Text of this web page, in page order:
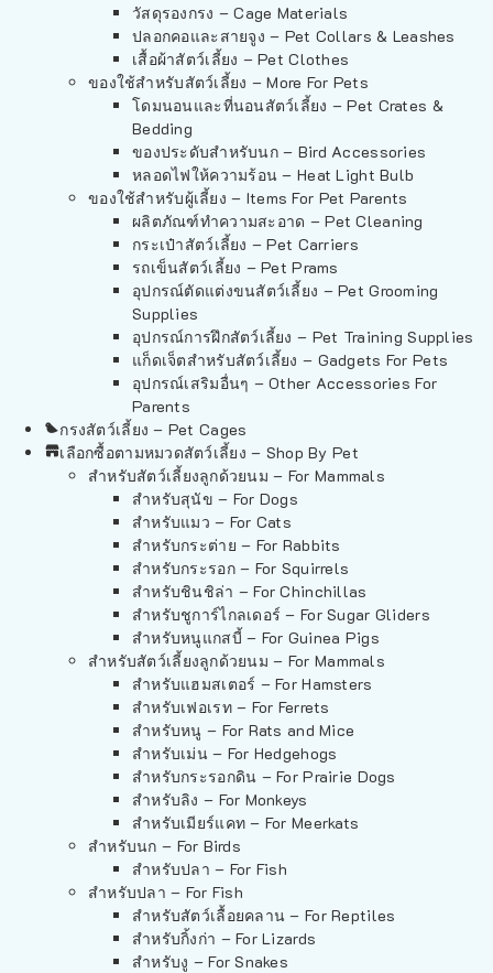
วัสดุรองกรง – Cage Materials
ปลอกคอและสายจูง – Pet Collars & Leashes
เสื้อผ้าสัตว์เลี้ยง – Pet Clothes
ของใช้สำหรับสัตว์เลี้ยง – More For Pets
โดมนอนและที่นอนสัตว์เลี้ยง – Pet Crates &
Bedding
ของประดับสำหรับนก – Bird Accessories
หลอดไฟให้ความร้อน – Heat Light Bulb
ของใช้สำหรับผู้เลี้ยง – Items For Pet Parents
ผลิตภัณฑ์ทำความสะอาด – Pet Cleaning
กระเป๋าสัตว์เลี้ยง – Pet Carriers
รถเข็นสัตว์เลี้ยง – Pet Prams
อุปกรณ์ตัดแต่งขนสัตว์เลี้ยง – Pet Grooming
Supplies
อุปกรณ์การฝึกสัตว์เลี้ยง – Pet Training Supplies
แก็ดเจ็ตสำหรับสัตว์เลี้ยง – Gadgets For Pets
อุปกรณ์เสริมอื่นๆ – Other Accessories For
Parents
กรงสัตว์เลี้ยง – Pet Cages
เลือกซื้อตามหมวดสัตว์เลี้ยง – Shop By Pet
สำหรับสัตว์เลี้ยงลูกด้วยนม – For Mammals
สำหรับสุนัข – For Dogs
สำหรับแมว – For Cats
สำหรับกระต่าย – For Rabbits
สำหรับกระรอก – For Squirrels
สำหรับชินชิล่า – For Chinchillas
สำหรับชูการ์ไกลเดอร์ – For Sugar Gliders
สำหรับหนูแกสบี้ – For Guinea Pigs
สำหรับสัตว์เลี้ยงลูกด้วยนม – For Mammals
สำหรับแฮมสเตอร์ – For Hamsters
สำหรับเฟอเรท – For Ferrets
สำหรับหนู – For Rats and Mice
สำหรับเม่น – For Hedgehogs
สำหรับกระรอกดิน – For Prairie Dogs
สำหรับลิง – For Monkeys
สำหรับเมียร์แคท – For Meerkats
สำหรับนก – For Birds
สำหรับปลา – For Fish
สำหรับปลา – For Fish
สำหรับสัตว์เลื้อยคลาน – For Reptiles
สำหรับกิ้งก่า – For Lizards
สำหรับงู – For Snakes